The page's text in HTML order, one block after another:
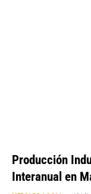
Producción
Interanual en